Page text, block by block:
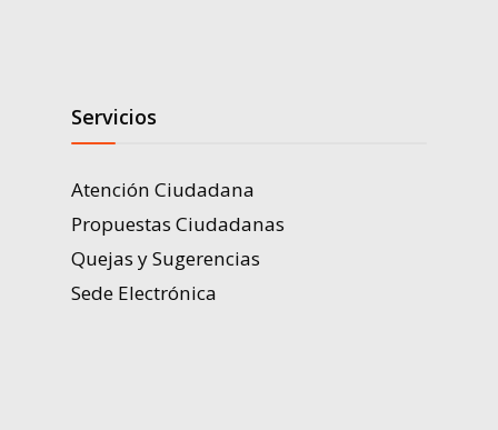
Servicios
Atención Ciudadana
Propuestas Ciudadanas
Quejas y Sugerencias
Sede Electrónica